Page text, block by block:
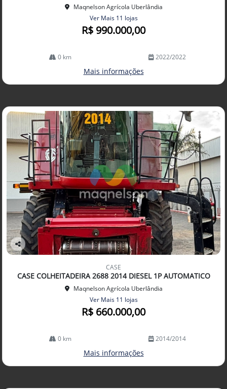
Maqnelson Agrícola Uberlândia
Ver Mais 11 lojas
R$ 990.000,00
0 km 2022/2022
Mais informações
Co
arti
lhe
CASE
CASE COLHEITADEIRA 2688 2014 DIESEL 1P AUTOMATICO
Maqnelson Agrícola Uberlândia
Ver Mais 11 lojas
R$ 660.000,00
0 km 2014/2014
Mais informações